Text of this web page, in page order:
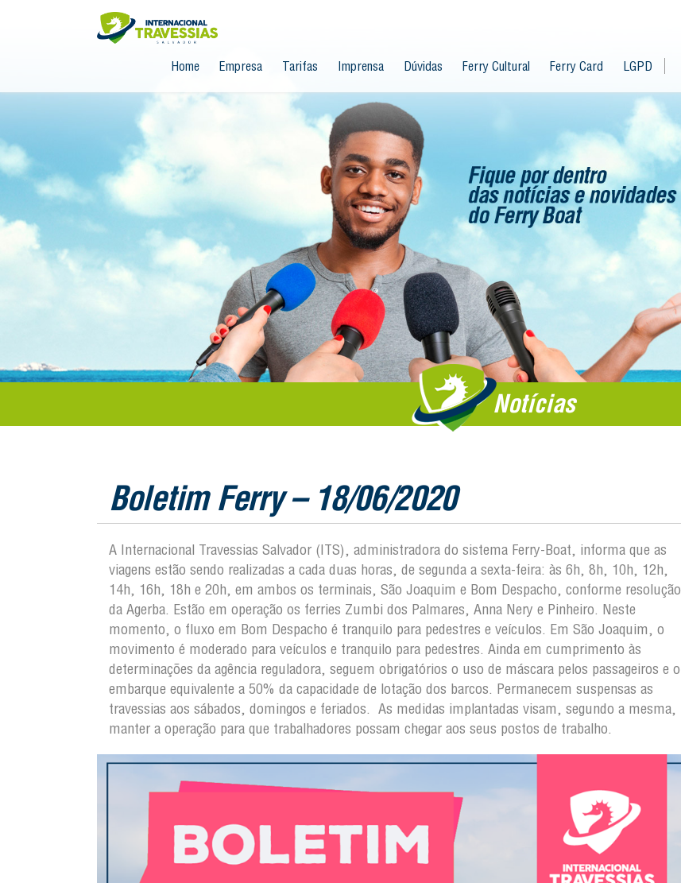
Home Empresa Tarifas Imprensa Dúvidas Ferry Cultural Ferry Card LGPD
Notícias
Boletim Ferry – 18/06/2020
A Internacional Travessias Salvador (ITS), administradora do sistema Ferry-Boat, informa que as
viagens estão sendo realizadas a cada duas horas, de segunda a sexta-feira: às 6h, 8h, 10h, 12h,
14h, 16h, 18h e 20h, em ambos os terminais, São Joaquim e Bom Despacho, conforme resolução
da Agerba. Estão em operação os ferries Zumbi dos Palmares, Anna Nery e Pinheiro. Neste
momento, o fluxo em Bom Despacho é tranquilo para pedestres e veículos. Em São Joaquim, o
movimento é moderado para veículos e tranquilo para pedestres. Ainda em cumprimento às
determinações da agência reguladora, seguem obrigatórios o uso de máscara pelos passageiros e o
embarque equivalente a 50% da capacidade de lotação dos barcos. Permanecem suspensas as
travessias aos sábados, domingos e feriados. As medidas implantadas visam, segundo a mesma,
manter a operação para que trabalhadores possam chegar aos seus postos de trabalho.